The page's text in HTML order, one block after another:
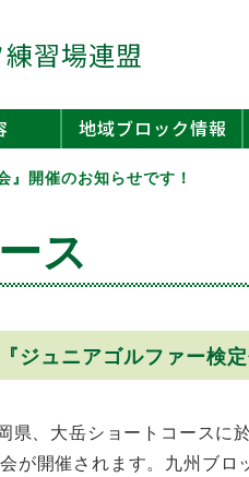
習場連盟
地域ブロック情報
』開催のお知らせです！
ス
ジュニアゴルファー検
県、大岳ショートコースに
が開催されます。九州ブ